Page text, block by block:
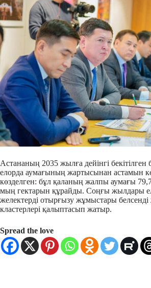
Астананың 2035 жылға дейінгі
елорда аумағының жартысынан астамын
көзделген: бұл қаланың жалпы аумағы
мың гектарын құрайды. Соңғы жылдары
желектерді отырғызу жұмыстары белсенді
кластерлері қалыптасып жатыр.
Spread the love